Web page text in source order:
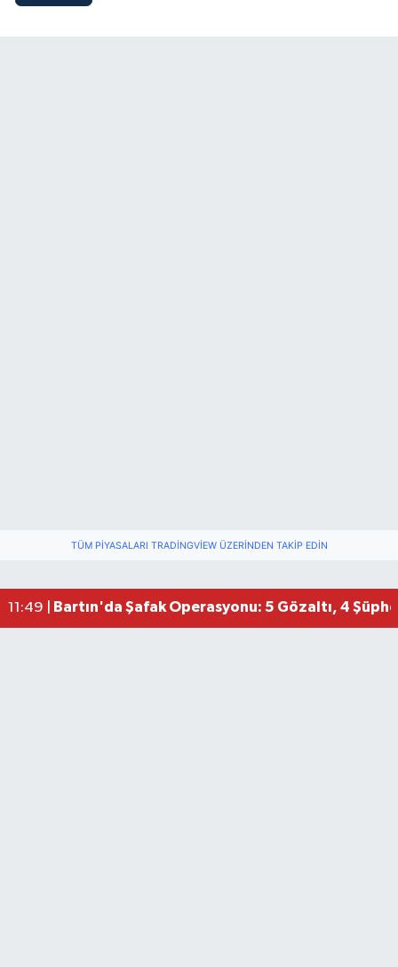
TÜM PIYASALARI TRADINGVIEW ÜZERINDEN TAKIP EDIN
11:49 | Bartın'da Şafak Operasyonu: 5 Gözaltı, 4